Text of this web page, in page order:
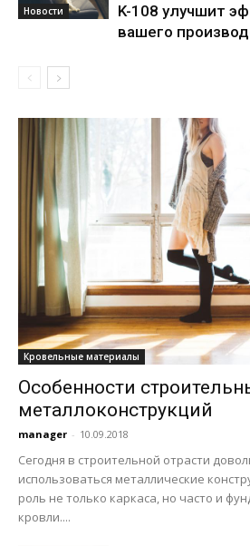
Новости
K-108 улучшит
вашего
Кровельные материалы
Особенности
металлоконструкций
manager - 10.09.2018
Сегодня в строительной отрасти
использоваться металлические
роль не только каркаса, но часто и
кровли....